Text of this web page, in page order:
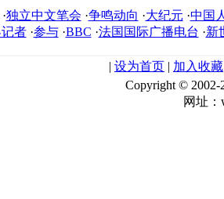
·独立中文笔会 ·争鸣动向 ·大纪元 ·中国
者·参与·BBC ·法国国际广播电台 ·新
| 设为首页 | 加入收藏
Copyright ©
网址：